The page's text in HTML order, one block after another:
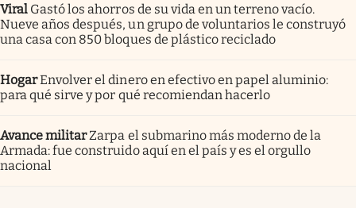
Viral Gastó los ahorros de su vida en un terreno vacío.
Nueve años después, un grupo de voluntarios le construyó
una casa con 850 bloques de plástico reciclado
HogarEnvolver el dinero en efectivo en papel aluminio:
para qué sirve y por qué recomiendan hacerlo
Avance militarZarpa el submarino más moderno de la
Armada: fue construido aquí en el país y es el orgullo
nacional